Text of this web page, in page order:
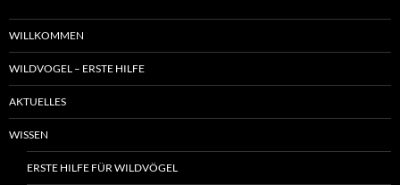
WILLKOMMEN
WILDVOGEL – ERSTE HILFE
AKTUELLES
WISSEN
ERSTE HILFE FÜR WILDVÖGEL